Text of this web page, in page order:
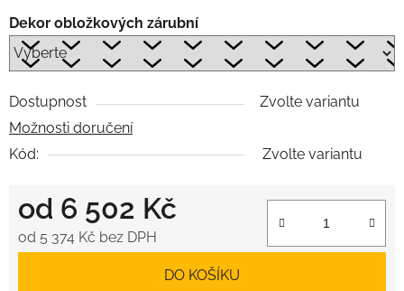
Dekor obložkových zárubní
Dostupnost
Zvolte variantu
Možnosti doručení
Kód:
Zvolte variantu
od 6 502 Kč
od 5 374 Kč bez DPH
DO KOŠÍKU